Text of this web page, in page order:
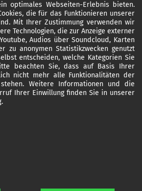
optimales Webseiten-Erlebnis bieten.
die für das Funktionieren unserer
Mit Ihrer Zustimmung verwenden wir
Technologien, die zur Anzeige externer
Audios über Soundcloud, Karten
zu anonymen Statistikzwecken genutzt
entscheiden, welche Kategorien Sie
beachten Sie, dass auf Basis Ihrer
nicht mehr alle Funktionalitäten der
Weitere Informationen und die
Ihrer Einwillung finden Sie in unserer
.